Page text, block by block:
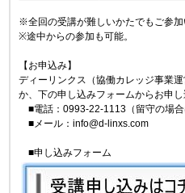
※全回の受講が難しいかたでもご参加
※途中からの参加も可能。
【お申込み】
ディーリンクス（協働カレッジ事業
か、下の申し込みフォームからお申し
■電話：0993-22-1113（留守の場
■メール：info@d-linxs.com
■申し込みフォーム